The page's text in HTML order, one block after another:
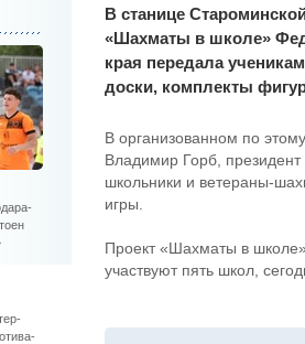
В станице
«Шахматы в школе»
края передала
доски, комплекты
В организованном по
Владимир Горб,
школьники и ветераны-
игры.
Проект «Шахматы в
участвуют пять школ,